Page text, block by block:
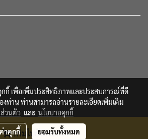
เพิ่มไปยังตระกร้า
Rights Reserved. L&P Trading Center
กกี้ เพื่อเพิ่มประสิทธิภาพและประสบการณ์ที่ดี
งท่าน ท่านสามารถอ่านรายละเอียดเพิ่มเติม
วนตัว และ นโยบายคุกกี้
าคุกกี้ ยอมรับทั้งหมด